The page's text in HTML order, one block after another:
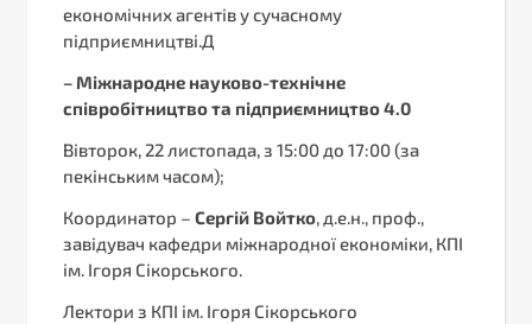
економічних агентів у сучасному
підприємництві.Д
– Міжнародне науково-технічне
співробітництво та підприємництво 4.0
Вівторок, 22 листопада, з 15:00 до 17:00 (за
пекінським часом);
Координатор – Сергій Войтко, д.е.н., проф.,
завідувач кафедри міжнародної економіки, КПІ
ім. Ігоря Сікорського.
Лектори з КПІ ім. Ігоря Сікорського